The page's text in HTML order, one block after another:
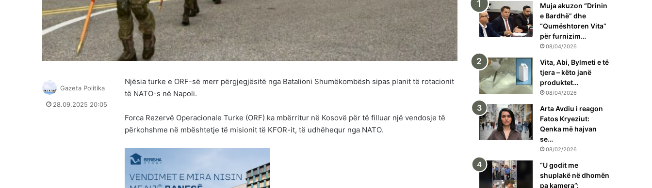
Njësia turke e ORF-së merr përgjegjësitë nga Batalioni Shumëkombësh sipas planit të rotacionit
të NATO-s në Napoli.
Forca Rezervë Operacionale Turke (ORF) ka mbërritur në Kosovë për të filluar një vendosje të
përkohshme në mbështetje të misionit të KFOR-it, të udhëhequr nga NATO.
Gazeta Politika
28.09.2025 20:05
Muja akuzon “Drinin
e Bardhë” dhe
“Qumështoren Vita”
për furnizim…
08/04/2026
Vita, Abi, Bylmeti e të
tjera – këto janë
produktet…
08/04/2026
Arta Avdiu i reagon
Fatos Kryeziut:
Qenka më hajvan
se…
08/02/2026
“U godit me
shuplakë në dhomën
pa kamera”: